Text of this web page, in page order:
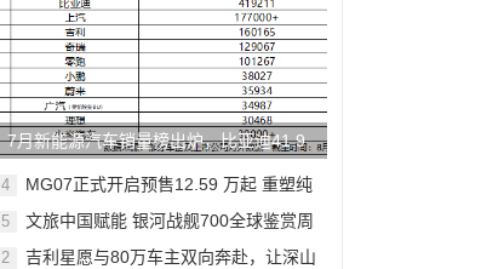
7月新能源汽车销量榜出炉，比亚迪41.9
万辆稳居榜首
4
MG07正式开启预售12.59 万起 重塑纯
5
文旅中国赋能 银河战舰700全球鉴赏周
2
吉利星愿与80万车主双向奔赴，让深山